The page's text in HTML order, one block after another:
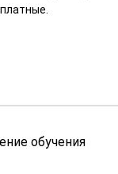
обучения